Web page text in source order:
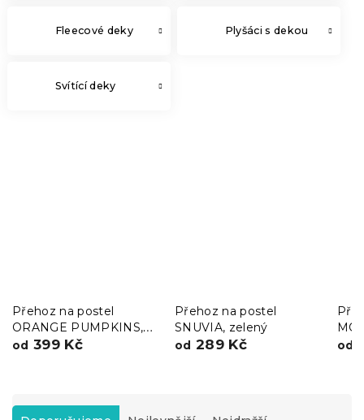
Fleecové deky Plyšáci s dekou
Svítící deky
Přehoz na postel
ORANGE PUMPKINS,
barevný
od 399 Kč
Přehoz na postel
SNUVIA, zelený
od 289 Kč od
Ř